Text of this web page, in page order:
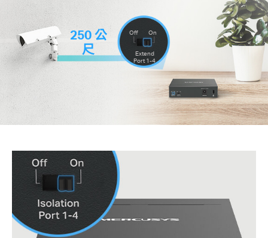
250 公
尺
Off On
Extend
Port 1-4